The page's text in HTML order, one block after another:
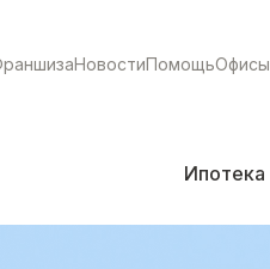
НовостиПомощьОфисы
Ипотека